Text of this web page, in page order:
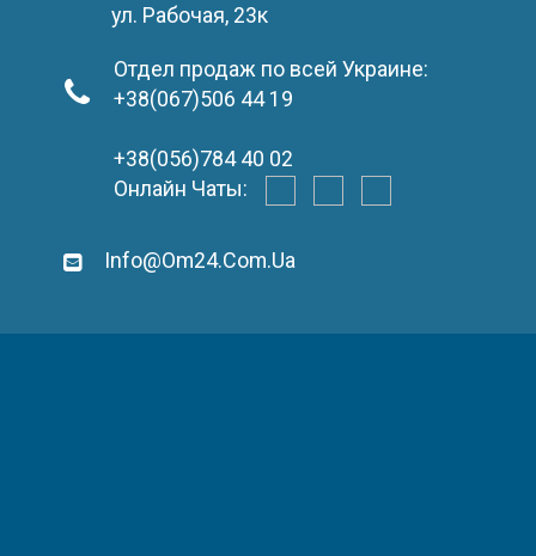
ул. Рабочая, 23к
Отдел продаж по всей Украине:
+38(067)506 44 19
+38(056)784 40 02
Онлайн Чаты:
Info@om24.com.ua